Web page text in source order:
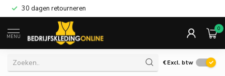
30 dagen retourneren
MENU
0
€Excl. btw